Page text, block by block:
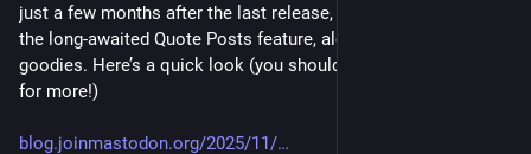
just a few months after the last release, this version brings
the long-awaited Quote Posts feature, along with many other
goodies. Here’s a quick look (you should read our blog post
for more!)
blog.joinmastodon.org/2025/11/